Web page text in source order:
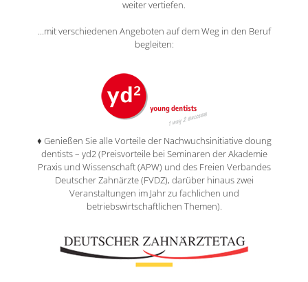
weiter vertiefen.
...mit verschiedenen Angeboten auf dem Weg in den Beruf
begleiten:
♦ Genießen Sie alle Vorteile der Nachwuchsinitiative doung
dentists – yd2 (Preisvorteile bei Seminaren der Akademie
Praxis und Wissenschaft (APW) und des Freien Verbandes
Deutscher Zahnärzte (FVDZ), darüber hinaus zwei
Veranstaltungen im Jahr zu fachlichen und
betriebswirtschaftlichen Themen).